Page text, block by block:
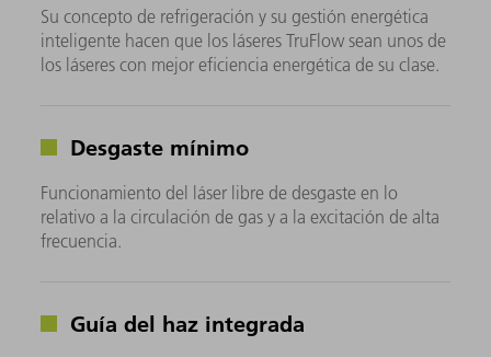
Su concepto de refrigeración y su gestión energética
inteligente hacen que los láseres TruFlow sean unos de
los láseres con mejor eficiencia energética de su clase.
Desgaste mínimo
Funcionamiento del láser libre de desgaste en lo
relativo a la circulación de gas y a la excitación de alta
frecuencia.
Guía del haz integrada